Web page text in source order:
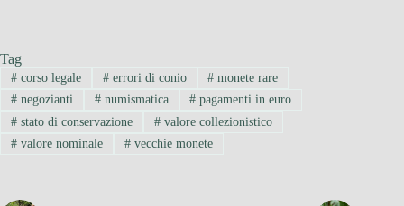
Tag
#corso legale #errori di conio # monete rare
#negozianti #numismatica # pagamenti in euro
#stato di conservazione #valore collezionistico
#valore nominale #vecchie monete